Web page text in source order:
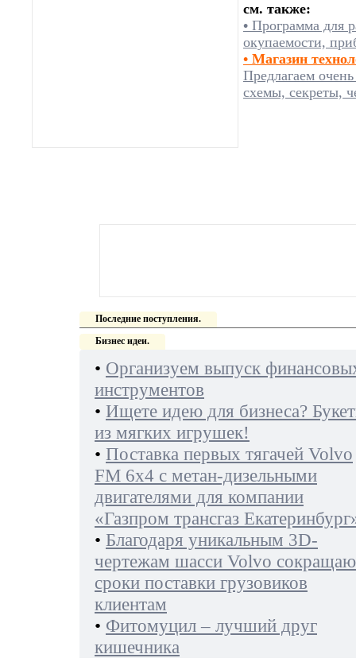
см. также:
• Программа для
окупаемости,
• Магазин
Предлагаем
схемы, секреты,
Последние поступления.
Бизнес идеи.
• Организуем выпуск
инструментов
• Ищете идею для бизнеса?
из мягких игрушек!
• Поставка первых тягачей Volvo
FM 6х4 с метан-дизельными
двигателями для компании
«Газпром трансгаз
• Благодаря уникальным 3D-
чертежам шасси Volvo
сроки поставки грузовиков
клиентам
• Фитомуцил – лучший друг
кишечника